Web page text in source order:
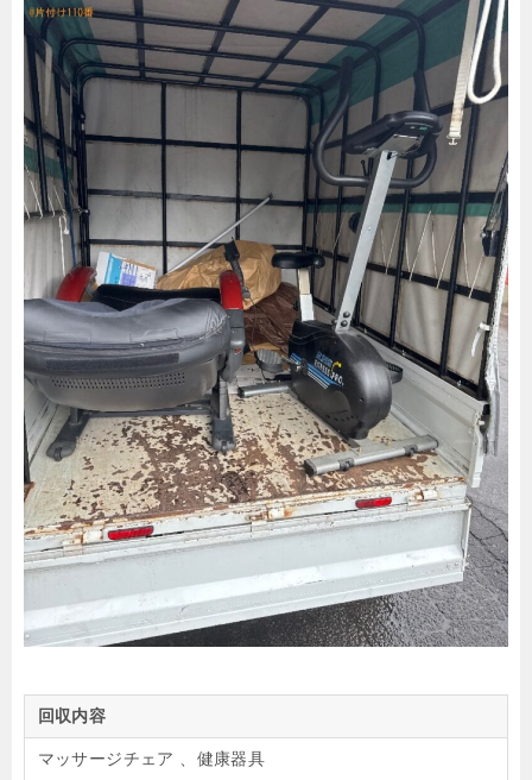
回収内容
マッサージチェア 、健康器具